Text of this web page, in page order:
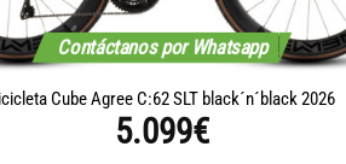
Contáctanos por Whatsapp
Cube Agree C:62 SLT black´n´black 2026
5.099€